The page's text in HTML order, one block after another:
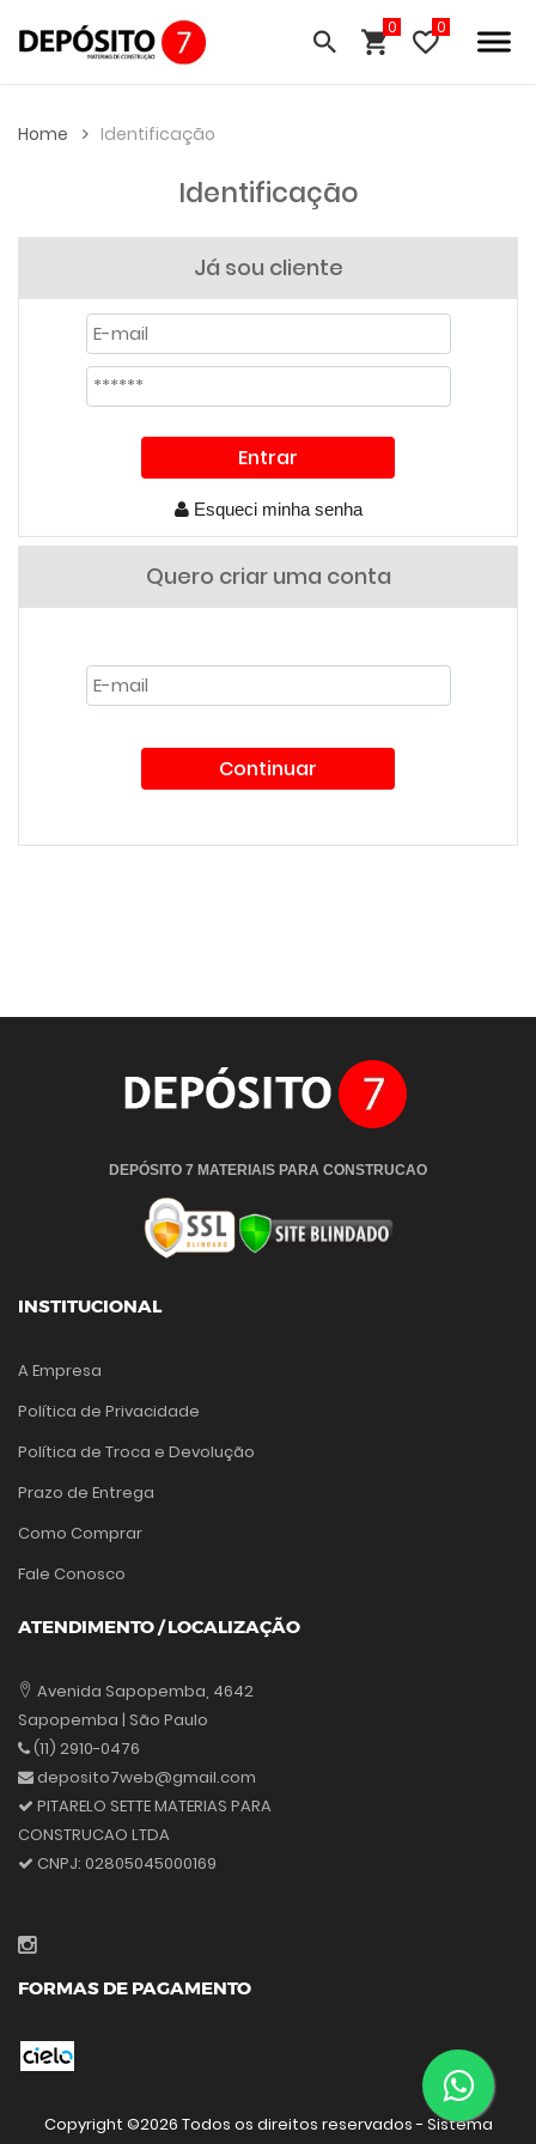
0
Home Identificação
Identificação
Já sou cliente
Esqueci minha senha
Quero criar uma conta
DEPÓSITO 7 MATERIAIS PARA CONSTRUCAO
INSTITUCIONAL
A Empresa
Política de Privacidade
Política de Troca e Devolução
Prazo de Entrega
Como Comprar
Fale Conosco
ATENDIMENTO / LOCALIZAÇÃO
Avenida Sapopemba, 4642
Sapopemba | São Paulo
(11) 2910-0476
deposito7web@gmail.com
PITARELO SETTE MATERIAS PARA
CONSTRUCAO LTDA
CNPJ: 02805045000169
FORMAS DE PAGAMENTO
Copyright ©2026 Todos os direitos reservados - Sistema